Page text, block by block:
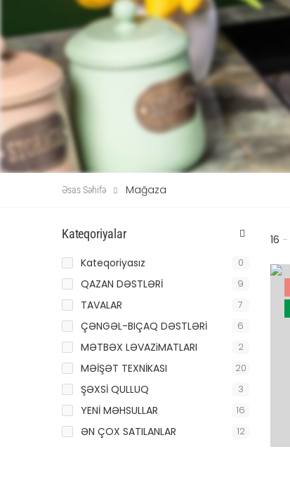
Əsas Səhifə Mağaza
16 -
Kateqoriyalar
Kateqoriyasız 0
QAZAN DƏSTLƏRİ 9
TAVALAR 7
ÇƏNGƏL-BIÇAQ DƏSTLƏRİ 6
MƏTBƏX LƏVAZiMATLARI 2
MƏİŞƏT TEXNİKASI 20
ŞƏXSİ QULLUQ 3
YENİ MƏHSULLAR 16
ƏN ÇOX SATILANLAR 12